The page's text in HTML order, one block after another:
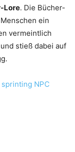
Lore. Die Bücher-
ein
vermeintlich
stieß dabei auf
NPC